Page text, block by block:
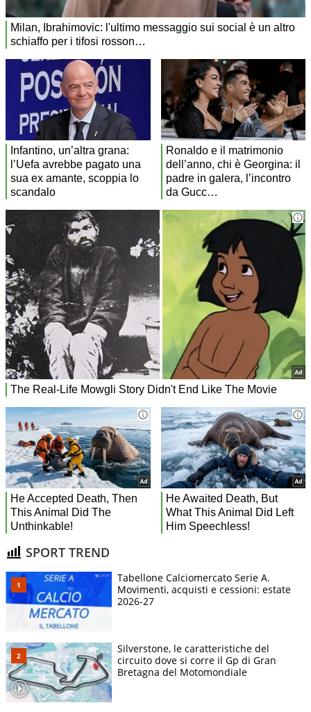
SPORT TREND
Tabellone Calciomercato Serie A.
Movimenti, acquisti e cessioni: estate
2026-27
Silverstone, le caratteristiche del
circuito dove si corre il Gp di Gran
Bretagna del Motomondiale